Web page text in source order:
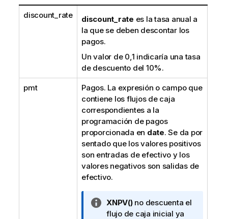
discount_rate discount_rate es la tasa anual a
la que se deben descontar los
pagos.
Un valor de 0,1 indicaría una tasa
de descuento del 10%.
pmt
Pagos. La expresión o campo que
contiene los flujos de caja
correspondientes a la
programación de pagos
proporcionada en date. Se da por
sentado que los valores positivos
son entradas de efectivo y los
valores negativos son salidas de
efectivo.
N
o
XNPV()no descuenta el
flujo de caja inicial ya